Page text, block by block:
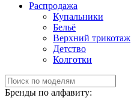
Распродажа
Купальники
Бельё
Верхний трикотаж
Детство
Колготки
Бренды по алфавиту: